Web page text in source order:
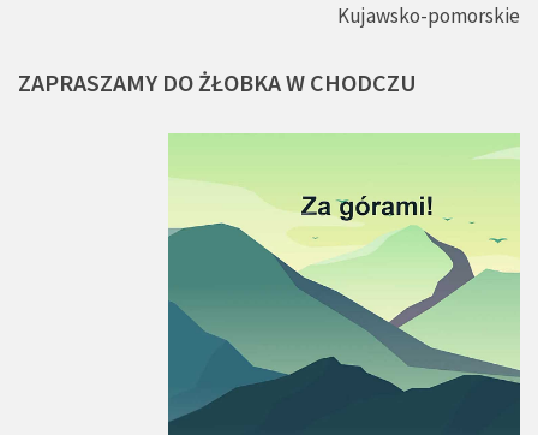
Kujawsko-pomorskie
ZAPRASZAMY DO ŻŁOBKAW CHODCZU